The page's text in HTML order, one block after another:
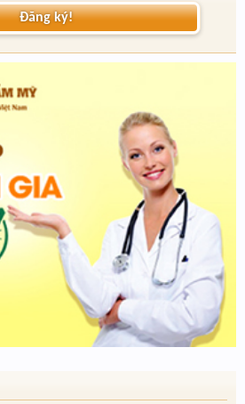
Đăng ký!